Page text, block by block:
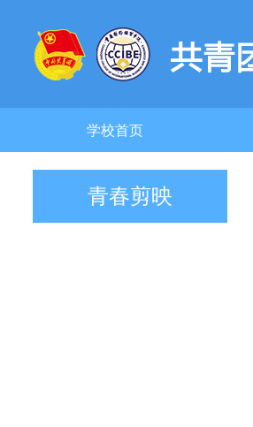
学校首页
青春剪映